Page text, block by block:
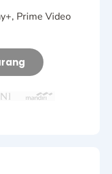
Prime Video